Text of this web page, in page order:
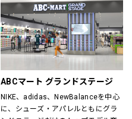
ンドが揃います。
アクションスポーツスペシャリスト
が在籍していますので、ビギナーの
方からエキスパートの方までお任せ
下さい。
トも開催していますので是非ご来店
ABCマート グランドステージ
NIKE、adidas、NewBalanceを中心
に、シューズ・アパレルともにグラ